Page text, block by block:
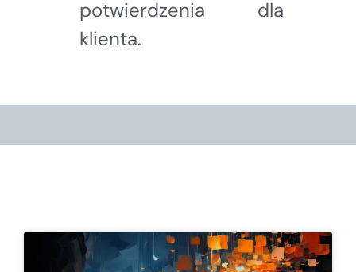
potwierdzenia dla
klienta.